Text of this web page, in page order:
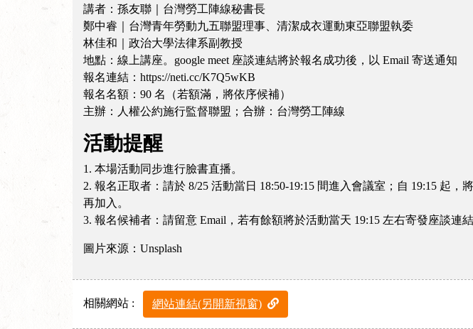
講者：孫友聯｜台灣勞工陣線秘書長
鄭中睿｜台灣青年勞動九五聯盟理事、清潔成衣運動東亞聯盟執委
林佳和｜政治大學法律系副教授
地點：線上講座。google meet 座談連結將於報名成功後，以 Email 寄送通知
報名連結：https://neti.cc/K7Q5wKB
報名名額：90 名（若額滿，將依序候補）
主辦：人權公約施行監督聯盟；合辦：台灣勞工陣線
活動提醒
1. 本場活動同步進行臉書直播。
2. 報名正取者：請於 8/25 活動當日 18:50-19:15 間進入會議室；自 19:15 起
再加入。
3. 報名候補者：請留意 Email，若有餘額將於活動當天 19:15 左右寄發座談連結
圖片來源：Unsplash
相關網站 : 網站連結(另開新視窗)